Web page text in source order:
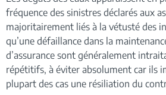
fréquence des sinistres déclarés aux
majoritairement liés à la vétusté des
qu’une défaillance dans la
d’assurance sont généralement
répétitifs, à éviter absolument car ils
plupart des cas une résiliation du